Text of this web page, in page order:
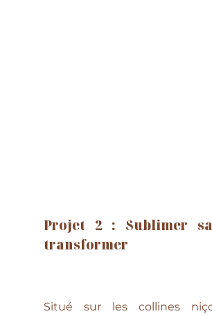
Projet 2 : Sublimer
transformer
Situé sur les collines